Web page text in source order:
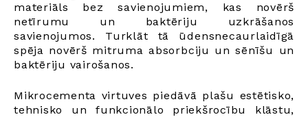
materiāls bez savienojumiem, kas novērš
netīrumu un baktēriju uzkrāšanos
savienojumos. Turklāt tā ūdensnecaurlaidīgā
spēja novērš mitruma absorbciju un sēnīšu un
baktēriju vairošanos.
Mikrocementa virtuves piedāvā plašu estētisko,
tehnisko un funkcionālo priekšrocību klāstu,